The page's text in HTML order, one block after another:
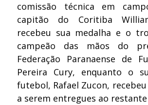
comissão técnica em
capitão do Coritiba
recebeu sua medalha e o
campeão das mãos do
Federação Paranaense de
Pereira Cury, enquanto o
futebol, Rafael Zucon,
a serem entregues ao